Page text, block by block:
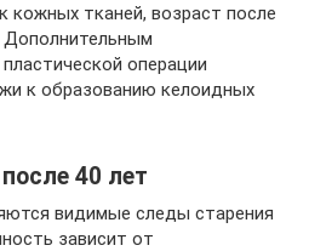
кожных тканей, возраст после
Дополнительным
операции
к образованию келоидных
40 лет
видимые следы старения
зависит от